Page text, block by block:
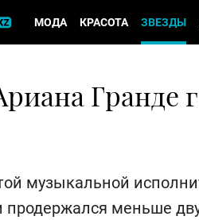
МОДА КРАСОТА ЗВЕЗДЫ
Гранде
музыкальной
меньше